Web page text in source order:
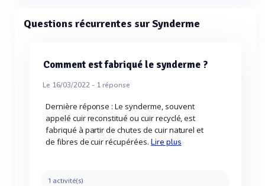
Questions récurrentes sur Synderme
Comment est fabriqué le synderme ?
Le 16/03/2022 - 1réponse
Dernière réponse : Le synderme, souvent
appelé cuir reconstitué ou cuir recyclé, est
fabriqué à partir de chutes de cuir naturel et
de fibres de cuir récupérées. Lire plus
1 activité(s)